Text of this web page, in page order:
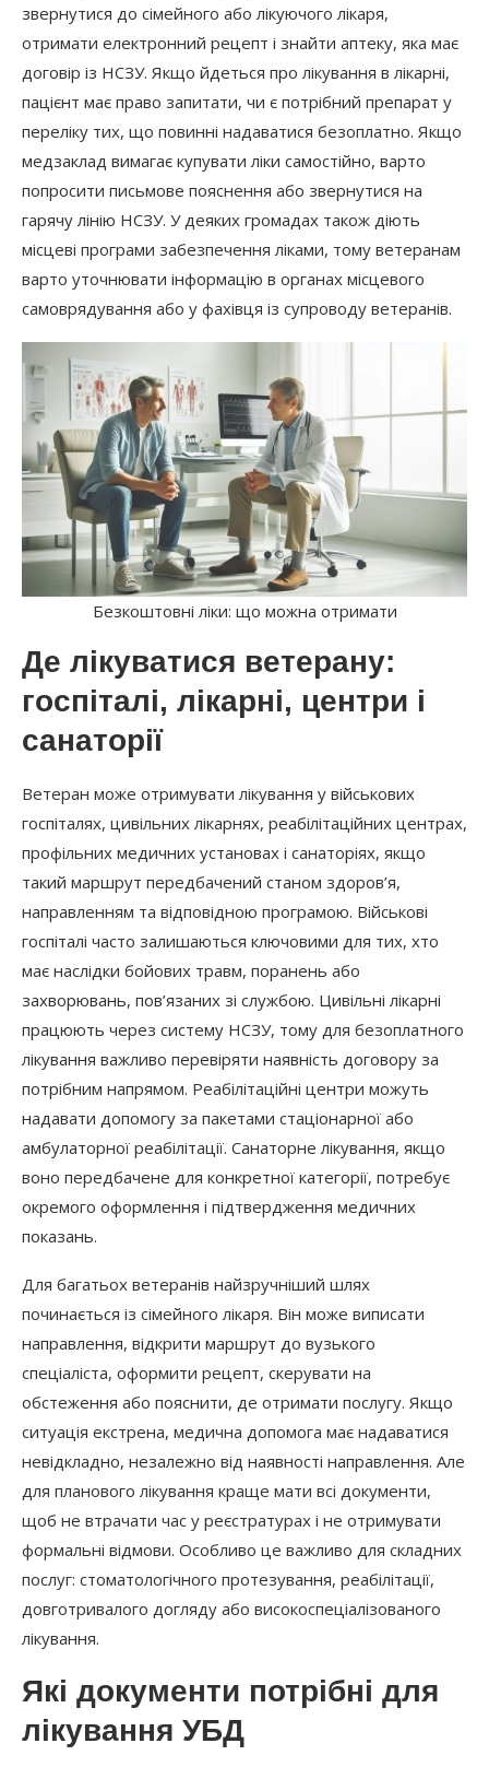
звернутися до сімейного або лікуючого лікаря,
отримати електронний рецепт і знайти аптеку, яка має
договір із НСЗУ. Якщо йдеться про лікування в лікарні,
пацієнт має право запитати, чи є потрібний препарат у
переліку тих, що повинні надаватися безоплатно. Якщо
медзаклад вимагає купувати ліки самостійно, варто
попросити письмове пояснення або звернутися на
гарячу лінію НСЗУ. У деяких громадах також діють
місцеві програми забезпечення ліками, тому ветеранам
варто уточнювати інформацію в органах місцевого
самоврядування або у фахівця із супроводу ветеранів.
Безкоштовні ліки: що можна отримати
Де лікуватися ветерану:
госпіталі, лікарні, центри і
санаторії
Ветеран може отримувати лікування у військових
госпіталях, цивільних лікарнях, реабілітаційних центрах,
профільних медичних установах і санаторіях, якщо
такий маршрут передбачений станом здоров’я,
направленням та відповідною програмою. Військові
госпіталі часто залишаються ключовими для тих, хто
має наслідки бойових травм, поранень або
захворювань, пов’язаних зі службою. Цивільні лікарні
працюють через систему НСЗУ, тому для безоплатного
лікування важливо перевіряти наявність договору за
потрібним напрямом. Реабілітаційні центри можуть
надавати допомогу за пакетами стаціонарної або
амбулаторної реабілітації. Санаторне лікування, якщо
воно передбачене для конкретної категорії, потребує
окремого оформлення і підтвердження медичних
показань.
Для багатьох ветеранів найзручніший шлях
починається із сімейного лікаря. Він може виписати
направлення, відкрити маршрут до вузького
спеціаліста, оформити рецепт, скерувати на
обстеження або пояснити, де отримати послугу. Якщо
ситуація екстрена, медична допомога має надаватися
невідкладно, незалежно від наявності направлення. Але
для планового лікування краще мати всі документи,
щоб не втрачати час у реєстратурах і не отримувати
формальні відмови. Особливо це важливо для складних
послуг: стоматологічного протезування, реабілітації,
довготривалого догляду або високоспеціалізованого
лікування.
Які документи потрібні для
лікування УБД